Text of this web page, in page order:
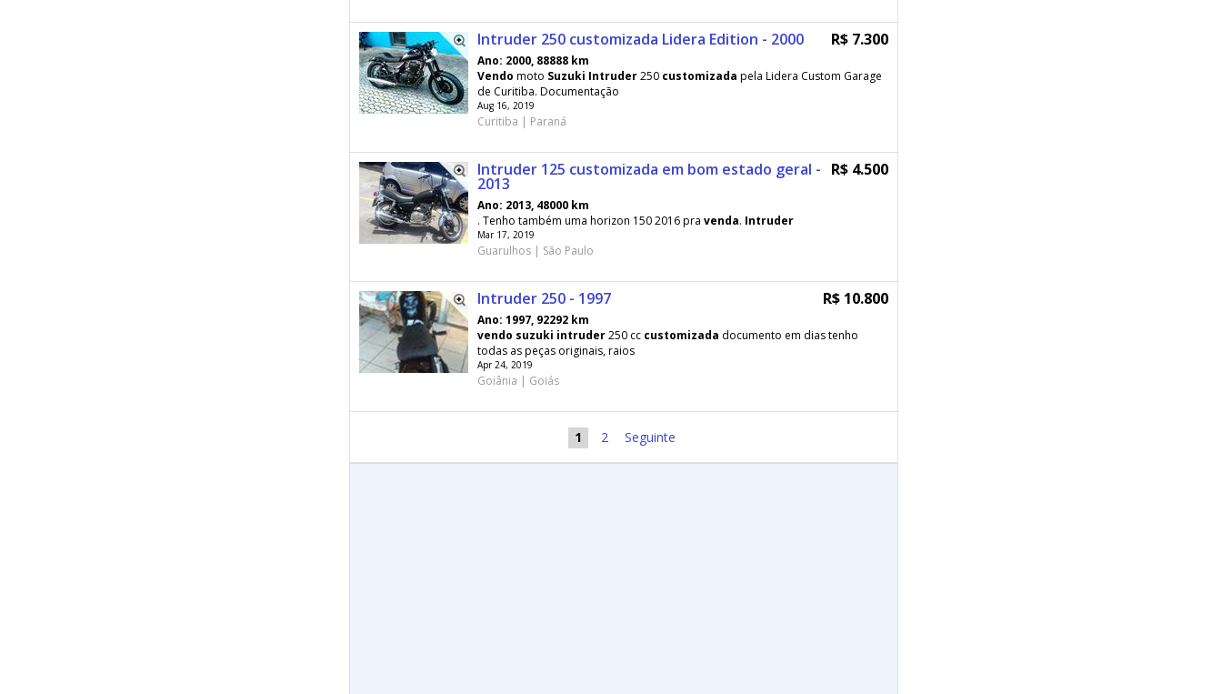
Intruder 250 customizada Lidera Edition - 2000 R$ 7.300
Ano: 2000, 88888 km
Vendo moto Suzuki Intruder250 customizada pela Lidera Custom Garage
de Curitiba. Documentação
Aug 16, 2019
Curitiba | Paraná
Intruder 125 customizada em bom estado geral -
2013
R$ 4.500
Ano: 2013, 48000 km
. Tenho também uma horizon 150 2016 pra venda. Intruder
Mar 17, 2019
Guarulhos | São Paulo
Intruder 250 - 1997 R$ 10.800
Ano: 1997, 92292 km
vendo suzuki intruder250 cc customizada documento em dias tenho
todas as peças originais, raios
Apr 24, 2019
Goiânia | Goiás
1 2 Seguinte